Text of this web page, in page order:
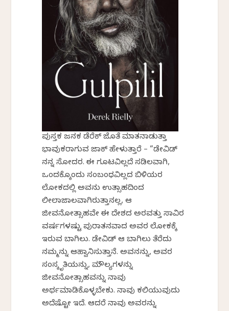
ಪುಸ್ತಕ ಜನಕ ಡೆರೆಕ್ ಜೊತೆ ಮಾತನಾಡುತ್ತಾ
ಭಾವುಕರಾಗುವ ಜಾಕ್ ಹೇಳುತ್ತಾರೆ – “ಡೇವಿಡ್
ನನ್ನ ಸೋದರ. ಈ ಗೂಟವಿಲ್ಲದೆ ಸಡಿಲವಾಗಿ,
ಒಂದಕ್ಕೊಂದು ಸಂಬಂಧವಿಲ್ಲದ ಬಿಳಿಯರ
ಲೋಕದಲ್ಲಿ ಅವನು ಉತ್ಸಾಹದಿಂದ
ಲೀಲಾಜಾಲವಾಗಿರುತ್ತಾನಲ್ಲ, ಆ
ಜೀವನೋತ್ಸಾಹವೇ ಈ ದೇಶದ ಅರವತ್ತು ಸಾವಿರ
ವರ್ಷಗಳಷ್ಟು ಪುರಾತನವಾದ ಅವರ ಲೋಕಕ್ಕೆ
ಇರುವ ಬಾಗಿಲು. ಡೇವಿಡ್ ಆ ಬಾಗಿಲು ತೆರೆದು
ನಮ್ಮನ್ನು ಆಹ್ವಾನಿಸುತ್ತಾನೆ. ಅವನನ್ನು, ಅವರ
ಸಂಸ್ಕೃತಿಯನ್ನು, ಮೌಲ್ಯಗಳನ್ನು
ಜೀವನೋತ್ಸಾಹವನ್ನು ನಾವು
ಅರ್ಥಮಾಡಿಕೊಳ್ಳಬೇಕು. ನಾವು ಕಲಿಯುವುದು
ಅದೆಷ್ಟೋ ಇದೆ. ಆದರೆ ನಾವು ಅವರನ್ನು